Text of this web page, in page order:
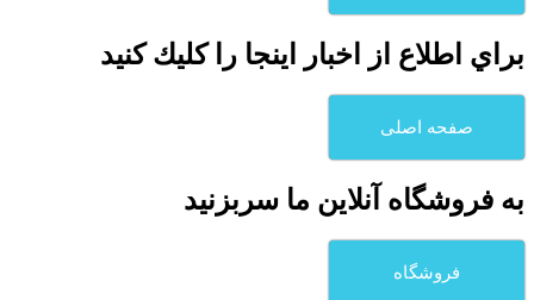
براي اطلاع از اخبار اينجا را كليك كنيد
صفحه اصلی
به فروشگاه آنلاين ما سربزنيد
فروشگاه